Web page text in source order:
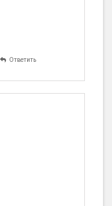
Ответить